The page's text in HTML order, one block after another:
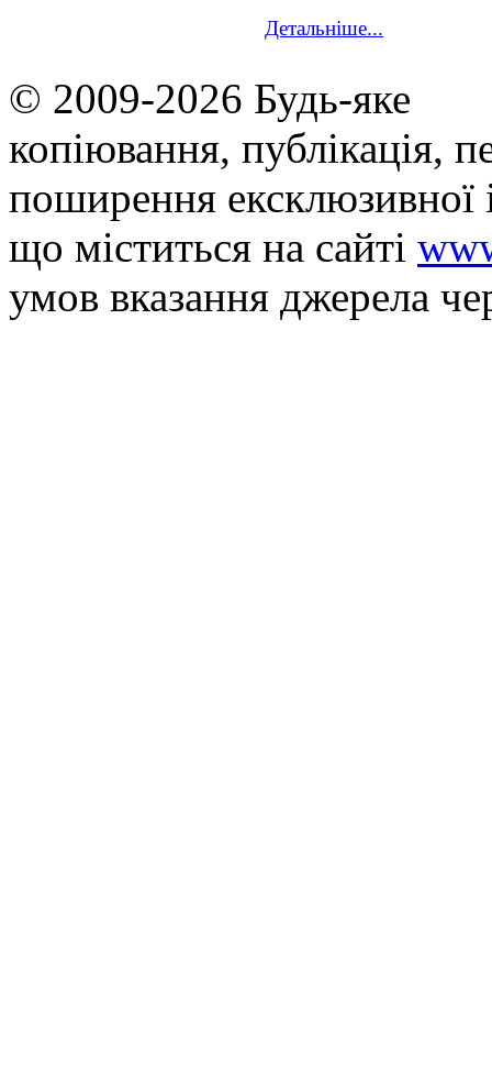
Детальніше...
© 2009-2026 Будь-яке
копiювання, публiкацiя,
поширення
що мiститься на сайті
умов вказання джерела